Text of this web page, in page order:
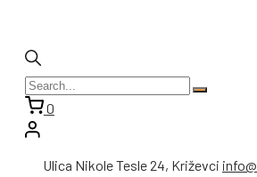
0
Ulica Nikole Tesle 24, Križevci